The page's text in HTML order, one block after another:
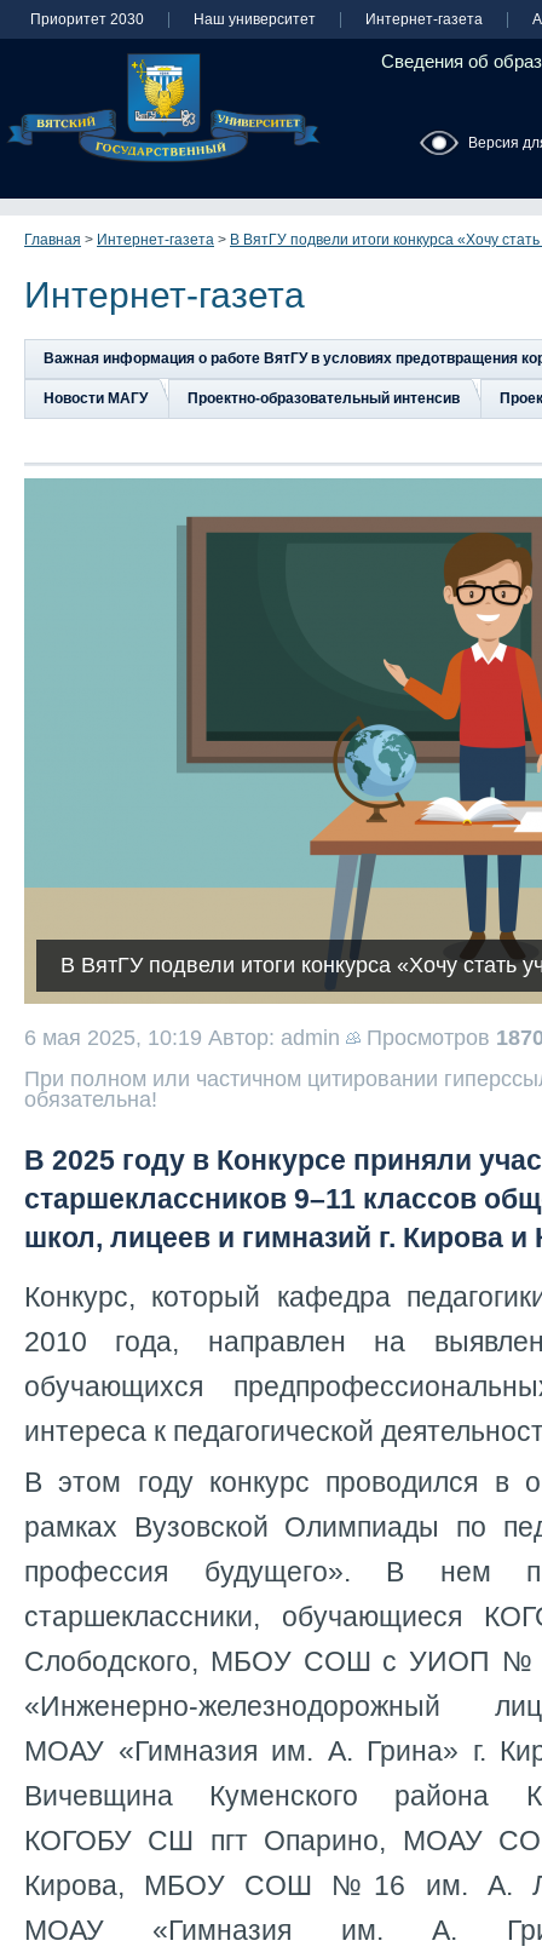
Приоритет 2030 Наш университет Интернет-газета
Сведения об
Версия
Главная > Интернет-газета > В ВятГУ подвели итоги конкурса «Хочу
Интернет-газета
Важная информация о работе ВятГУ в условиях предотвращения
Новости МАГУ Проектно-образовательный интенсив
В ВятГУ подвели итоги конкурса «Хочу стать
6 мая 2025, 10:19 Автор: admin Просмотров
При полном или частичном цитировании
обязательна!
В 2025 году в Конкурсе приняли
старшеклассников 9–11 классов
школ, лицеев и гимназий г. Кирова и
Конкурс, который кафедра
2010 года, направлен на
обучающихся
интереса к педагогической
В этом году конкурс проводился в
рамках Вузовской Олимпиады по
профессия будущего». В нем
старшеклассники, обучающиеся
Слободского, МБОУ СОШ с УИОП №
«Инженерно-железнодорожный
МОАУ «Гимназия им. А. Грина» г.
Вичевщина Куменского района
КОГОБУ СШ пгт Опарино, МОАУ
Кирова, МБОУ СОШ №16 им. А.
МОАУ «Гимназия им. А.